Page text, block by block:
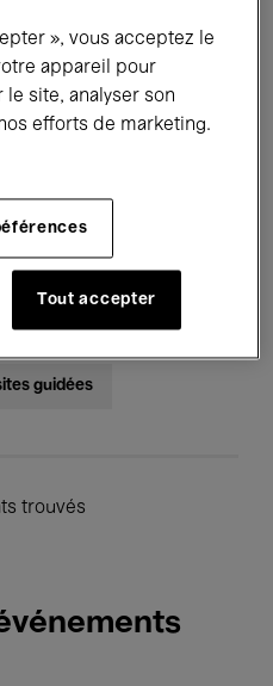
Performances
Jazz
guidées
trouvés
», vous acceptez le
appareil pour
site, analyser son
efforts de marketing.
Tout accepter